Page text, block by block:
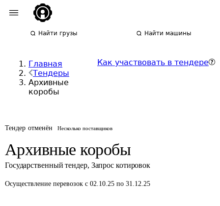
Найти грузы Найти машины
Главная
Тендеры
Архивные
коробы
Как участвовать в тендере
Тендер отменён Несколько поставщиков
Архивные коробы
Государственный тендер, Запрос котировок
Осуществление перевозок с 02.10.25 по 31.12.25